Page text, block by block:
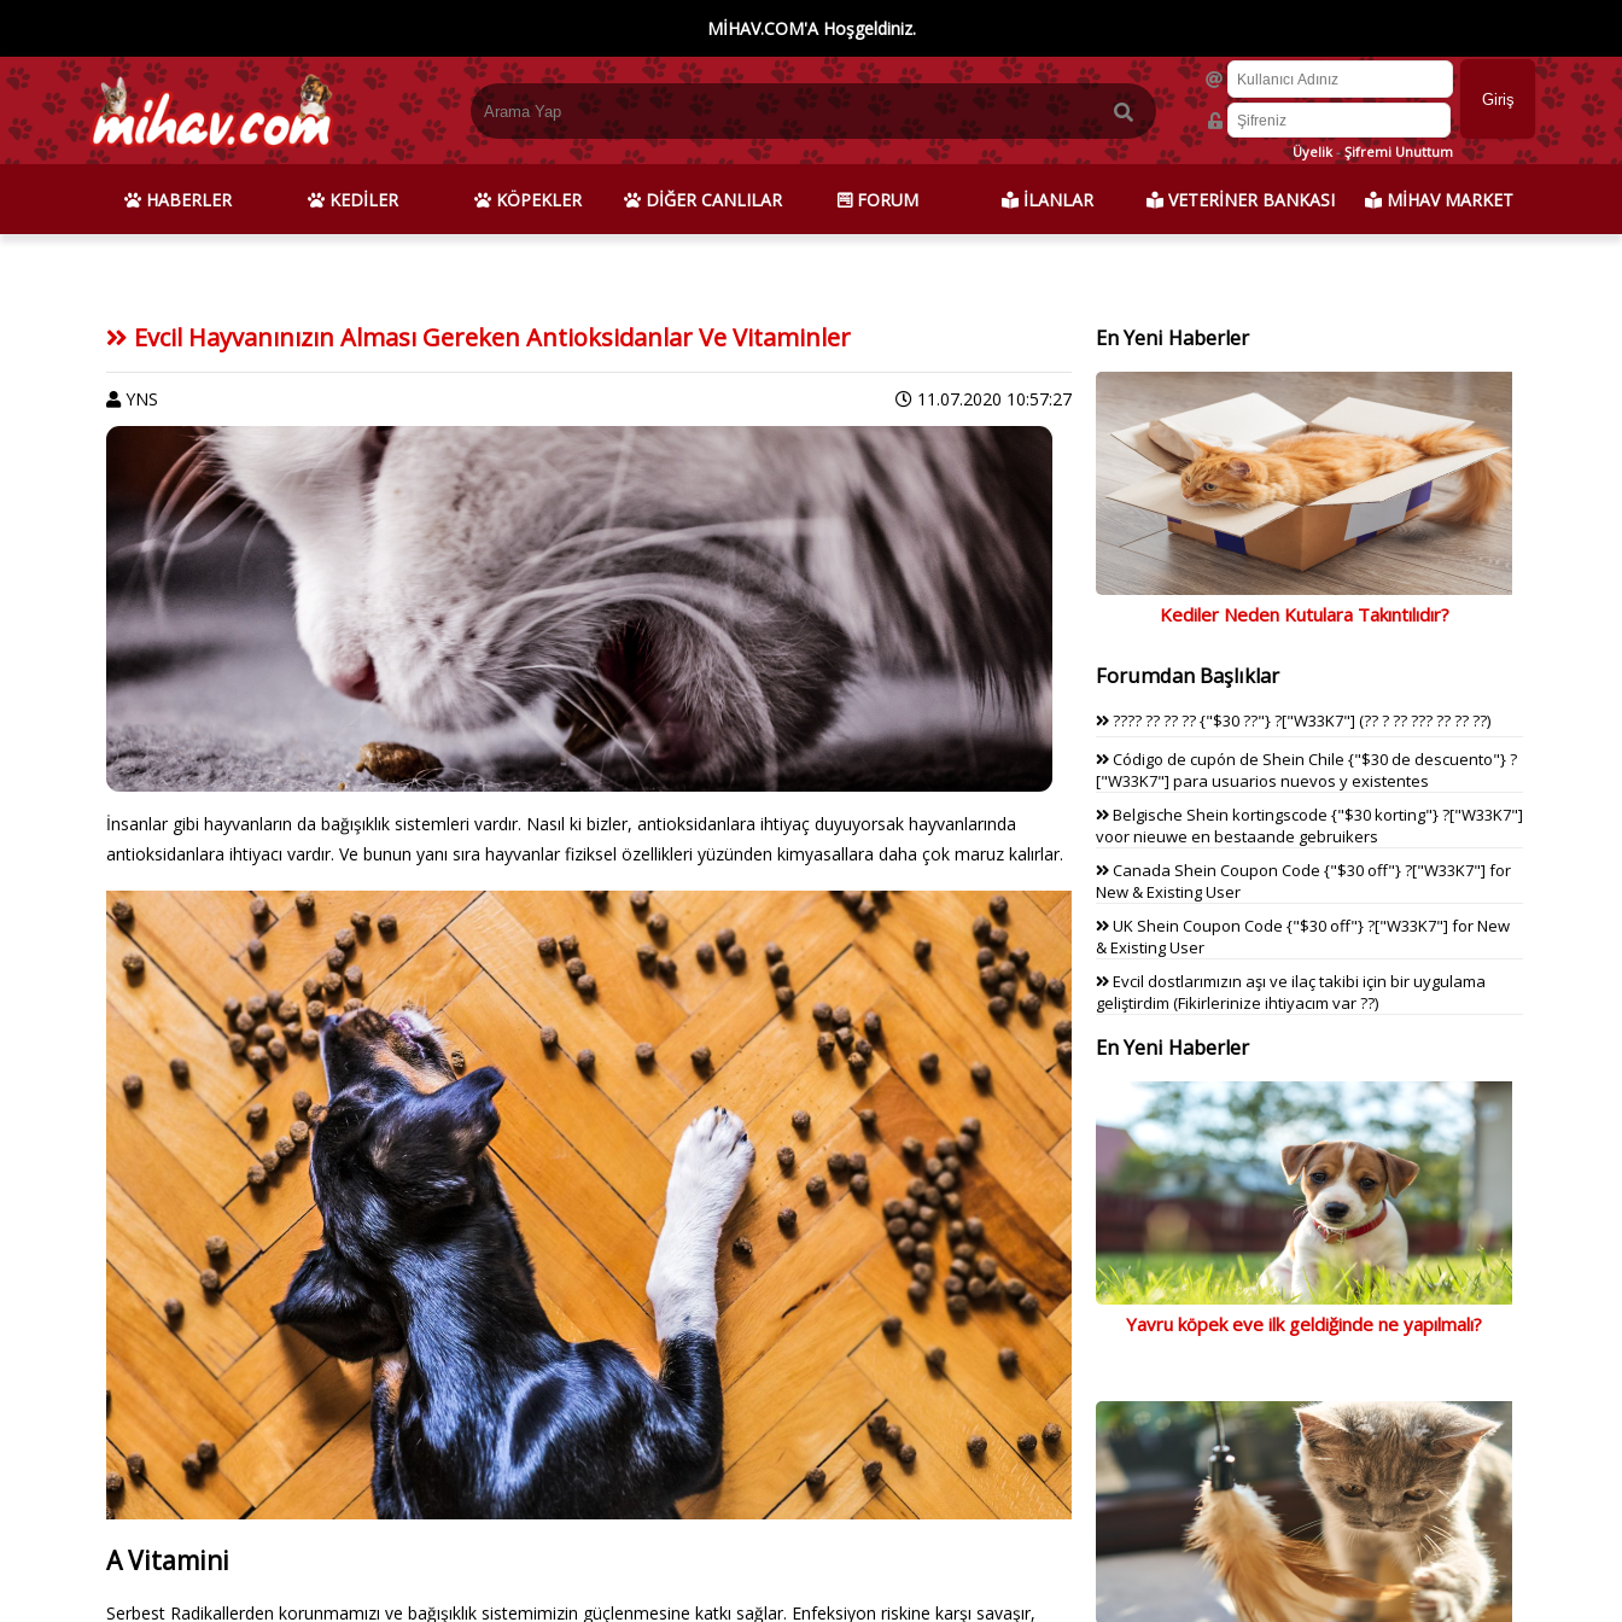
MİHAV.COM'A Hoşgeldiniz.
Üyelik-Şifremi Unuttum
HABERLER KEDİLER KÖPEKLER DİĞER CANLILAR FORUM İLANLAR VETERİNER BANKASI MİHAV MARKET
Evcil Hayvanınızın Alması Gereken Antioksidanlar Ve Vitaminler
YNS 11.07.2020 10:57:27
İnsanlar gibi hayvanların da bağışıklık sistemleri vardır. Nasıl ki bizler, antioksidanlara ihtiyaç duyuyorsak hayvanlarında
antioksidanlara ihtiyacı vardır. Ve bunun yanı sıra hayvanlar fiziksel özellikleri yüzünden kimyasallara daha çok maruz kalırlar.
A Vitamini
Serbest Radikallerden korunmamızı ve bağışıklık sistemimizin güçlenmesine katkı sağlar. Enfeksiyon riskine karşı savaşır,
En Yeni Haberler
Kediler Neden Kutulara Takıntılıdır?
Forumdan Başlıklar
???? ?? ?? ?? {"$30 ??"} ?["W33K7"] (?? ? ?? ??? ?? ?? ??)
Código de cupón de Shein Chile {"$30 de descuento"} ?
["W33K7"] para usuarios nuevos y existentes
Belgische Shein kortingscode {"$30 korting"} ?["W33K7"]
voor nieuwe en bestaande gebruikers
Canada Shein Coupon Code {"$30 off"} ?["W33K7"] for
New & Existing User
UK Shein Coupon Code {"$30 off"} ?["W33K7"] for New
& Existing User
Evcil dostlarımızın aşı ve ilaç takibi için bir uygulama
geliştirdim (Fikirlerinize ihtiyacım var ??)
En Yeni Haberler
Yavru köpek eve ilk geldiğinde ne yapılmalı?